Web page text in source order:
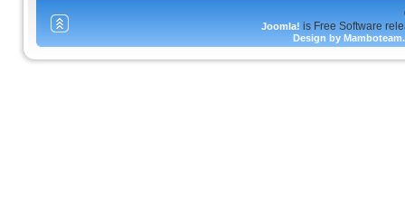
Joomla! is Free Software
Design by